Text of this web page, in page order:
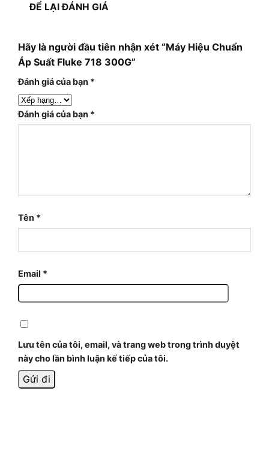
ĐỂ LẠI ĐÁNH GIÁ
Hãy là người đầu tiên nhận xét “Máy Hiệu Chuẩn
Áp Suất Fluke 718 300G”
Đánh giá của bạn *
Đánh giá của bạn *
Tên *
Email *
Lưu tên của tôi, email, và trang web trong trình duyệt
này cho lần bình luận kế tiếp của tôi.